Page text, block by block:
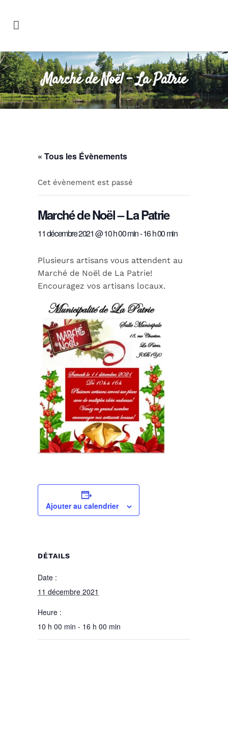
Marché de Noël – La Patrie
« Tous les Évènements
Cet évènement est passé
Marché de Noël – La Patrie
11 décembre 2021 @ 10 h 00 min-16 h 00 min
Plusieurs artisans vous attendent au
Marché de Noël de La Patrie!
Encouragez vos artisans locaux.
Ajouter au calendrier
DÉTAILS
Date :
11 décembre 2021
Heure :
10 h 00 min - 16 h 00 min